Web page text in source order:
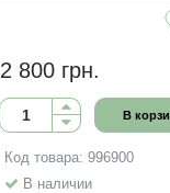
2 800 грн.
В
Код товара: 996900
В наличии